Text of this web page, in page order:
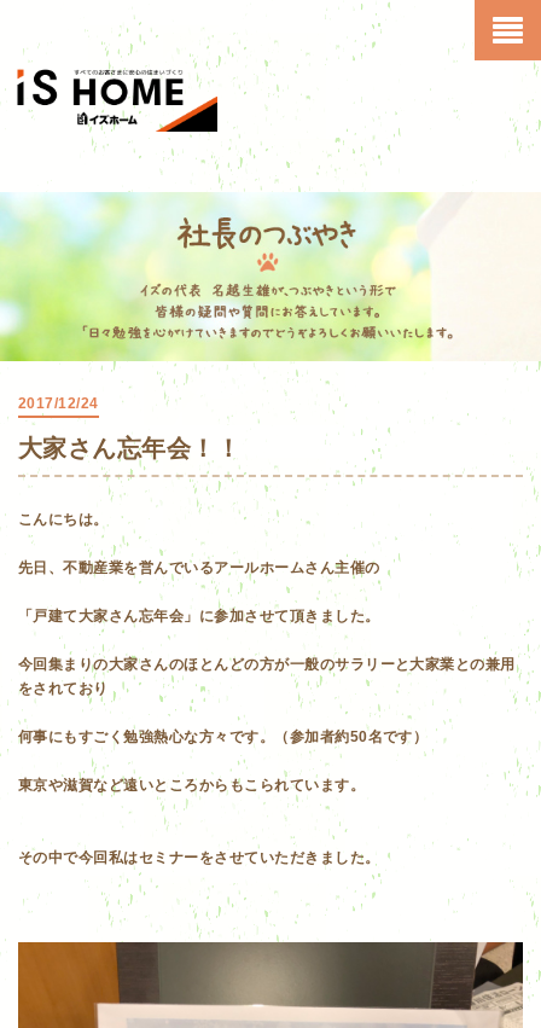
2017/12/24
大家さん忘年会！！
こんにちは。
先日、不動産業を営んでいるアールホームさん主催の
「戸建て大家さん忘年会」に参加させて頂きました。
今回集まりの大家さんのほとんどの方が一般のサラリーと大家業との兼用
をされており
何事にもすごく勉強熱心な方々です。（参加者約50名です）
東京や滋賀など遠いところからもこられています。
その中で今回私はセミナーをさせていただきました。